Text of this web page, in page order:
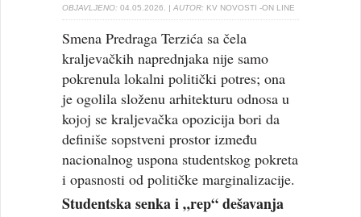
OBJAVLJENO: 04.05.2026. | AUTOR: KV NOVOSTI -ON LINE
Smena Predraga Terzića sa čela
kraljevačkih naprednjaka nije samo
pokrenula lokalni politički potres; ona
je ogolila složenu arhitekturu odnosa u
kojoj se kraljevačka opozicija bori da
definiše sopstveni prostor između
nacionalnog uspona studentskog pokreta
i opasnosti od političke marginalizacije.
Studentska senka i „rep“ dešavanja